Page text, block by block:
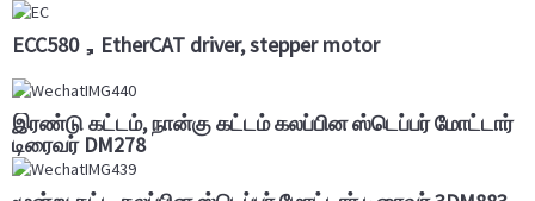
ECC580，EtherCAT driver, stepper motor
இரண்டு கட்டம், நான்கு கட்டம் கலப்பின ஸ்டெப்பர் மோட்டார்
டிரைவர் DM278